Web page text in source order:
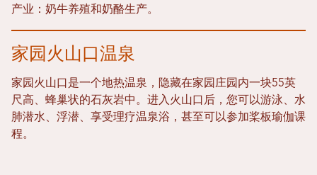
产业：奶牛养殖和奶酪生产。
家园火山口温泉
家园火山口是一个地热温泉，隐藏在家园庄园内一块55英
尺高、蜂巢状的石灰岩中。进入火山口后，您可以游泳、水
肺潜水、浮潜、享受理疗温泉浴，甚至可以参加桨板瑜伽课
程。